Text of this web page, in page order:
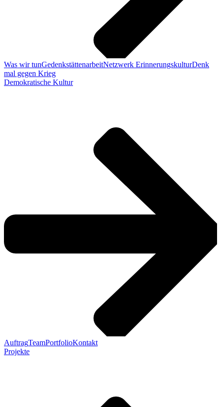
Was wir tunGedenkstättenarbeitNetzwerk ErinnerungskulturDenk
mal gegen Krieg
Demokratische Kultur
AuftragTeamPortfolioKontakt
Projekte